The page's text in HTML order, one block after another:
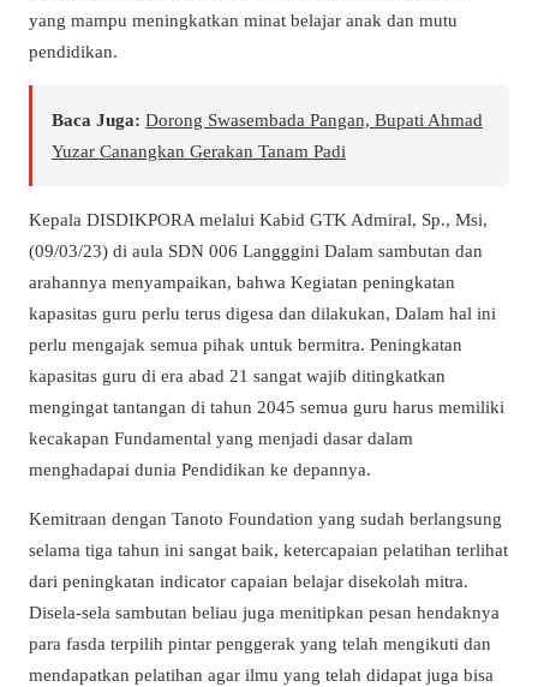
yang mampu meningkatkan minat belajar anak dan mutu
pendidikan.
Baca Juga: Dorong Swasembada Pangan, Bupati Ahmad
Yuzar Canangkan Gerakan Tanam Padi
Kepala DISDIKPORA melalui Kabid GTK Admiral, Sp., Msi,
(09/03/23) di aula SDN 006 Langggini Dalam sambutan dan
arahannya menyampaikan, bahwa Kegiatan peningkatan
kapasitas guru perlu terus digesa dan dilakukan, Dalam hal ini
perlu mengajak semua pihak untuk bermitra. Peningkatan
kapasitas guru di era abad 21 sangat wajib ditingkatkan
mengingat tantangan di tahun 2045 semua guru harus memiliki
kecakapan Fundamental yang menjadi dasar dalam
menghadapai dunia Pendidikan ke depannya.
Kemitraan dengan Tanoto Foundation yang sudah berlangsung
selama tiga tahun ini sangat baik, ketercapaian pelatihan terlihat
dari peningkatan indicator capaian belajar disekolah mitra.
Disela-sela sambutan beliau juga menitipkan pesan hendaknya
para fasda terpilih pintar penggerak yang telah mengikuti dan
mendapatkan pelatihan agar ilmu yang telah didapat juga bisa